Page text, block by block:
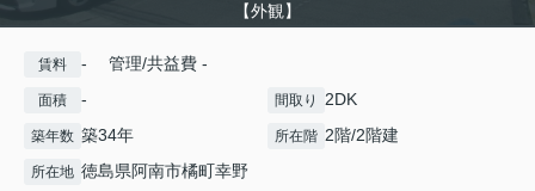
【外観】
賃料 - 管理/共益費 -
面積 - 間取り 2DK
築年数 築34年 所在階 2階/2階建
所在地 徳島県阿南市橘町幸野